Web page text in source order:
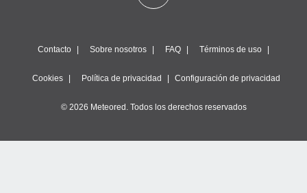
Contacto Sobre nosotros FAQ Términos de uso
Cookies Política de privacidad Configuración de privacidad
© 2026 Meteored. Todos los derechos reservados